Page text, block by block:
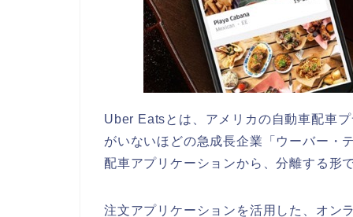
Uber Eatsとは、アメリカの自動車配車
がいないほどの急成長企業「ウーバー・
配車アプリケーションから、分離する形
注文アプリケーションを活用した、オン